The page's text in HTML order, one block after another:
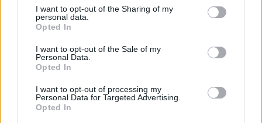
I want to opt-out of the Sharing of my
personal data.
Opted In
I want to opt-out of the Sale of my
Personal Data.
Opted In
I want to opt-out of processing my
Personal Data for Targeted Advertising.
Opted In
амбиција.
Од приложеното што ме опкружува на
планетава, најчеста кулминација на
пронаоѓањето две сродни души се разводите.
Развод ти е еден вид пресвртница, преродба,
вртење нова страница. Ама зошто толку брзо се
разведовте? Сфати, едноставно не се
пронајдов во љубовта. Чекај малку, како што
пред извесно време ми кажа дека не се